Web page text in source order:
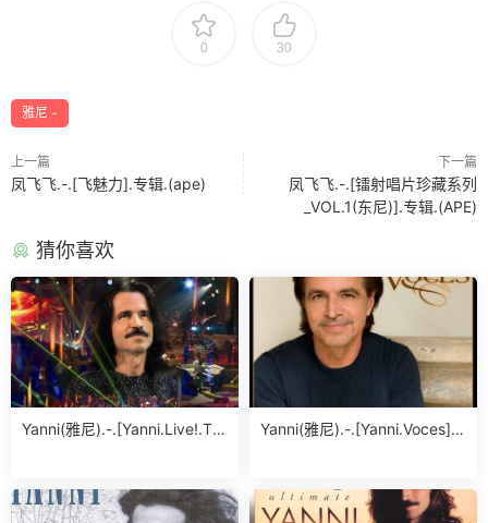
0 30
雅尼 -
上一篇
凤飞飞.-.[飞魅力].专辑.(ape)
下一篇
凤飞飞.-.[镭射唱片珍藏系列
_VOL.1(东尼)].专辑.(APE)
猜你喜欢
Yanni(雅尼).-.[Yanni.Live!.Th
Yanni(雅尼).-.[Yanni.Voces].